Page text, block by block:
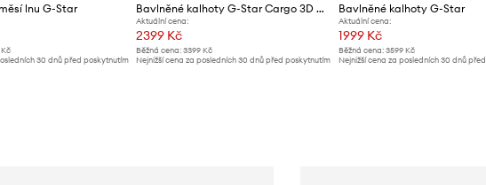
lnu G-Star
Kč
30 dnů před poskytnutím
Bavlněné kalhoty G-Star Cargo 3D boyfriend
Aktuální cena:
2399 Kč
Běžná cena: 3399 Kč
Nejnižší cena za posledních 30 dnů před poskytnutím
Bavlněné kalhoty G-Star
Aktuální cena:
1999 Kč
Běžná cena: 3599 Kč
Nejnižší cena za posledních 30 dnů